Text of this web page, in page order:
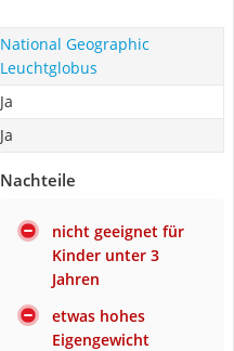
National Geographic
Leuchtglobus
Ja
Ja
Nachteile
nicht geeignet für
Kinder unter 3
Jahren
etwas hohes
Eigengewicht